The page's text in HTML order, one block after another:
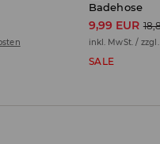
Badehose
9,99 EUR
inkl. MwSt. / zzgl.
SALE